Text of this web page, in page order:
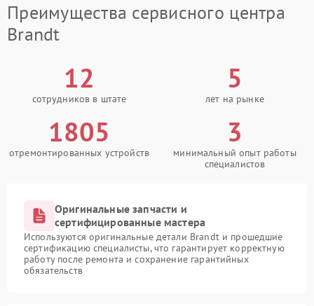
Преимущества сервисного центра
Brandt
12
сотрудников в штате
5
лет на рынке
1805
отремонтированных устройств
3
минимальный опыт работы
специалистов
Оригинальные запчасти и
сертифицированные мастера
Используются оригинальные детали Brandt и прошедшие
сертификацию специалисты, что гарантирует корректную
работу после ремонта и сохранение гарантийных
обязательств